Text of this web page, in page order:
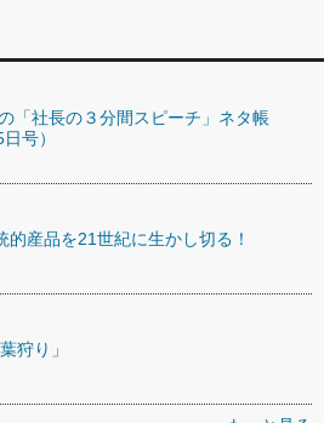
「社長の３分間スピーチ」ネタ帳
号）
産品を21世紀に生かし切る！
狩り」